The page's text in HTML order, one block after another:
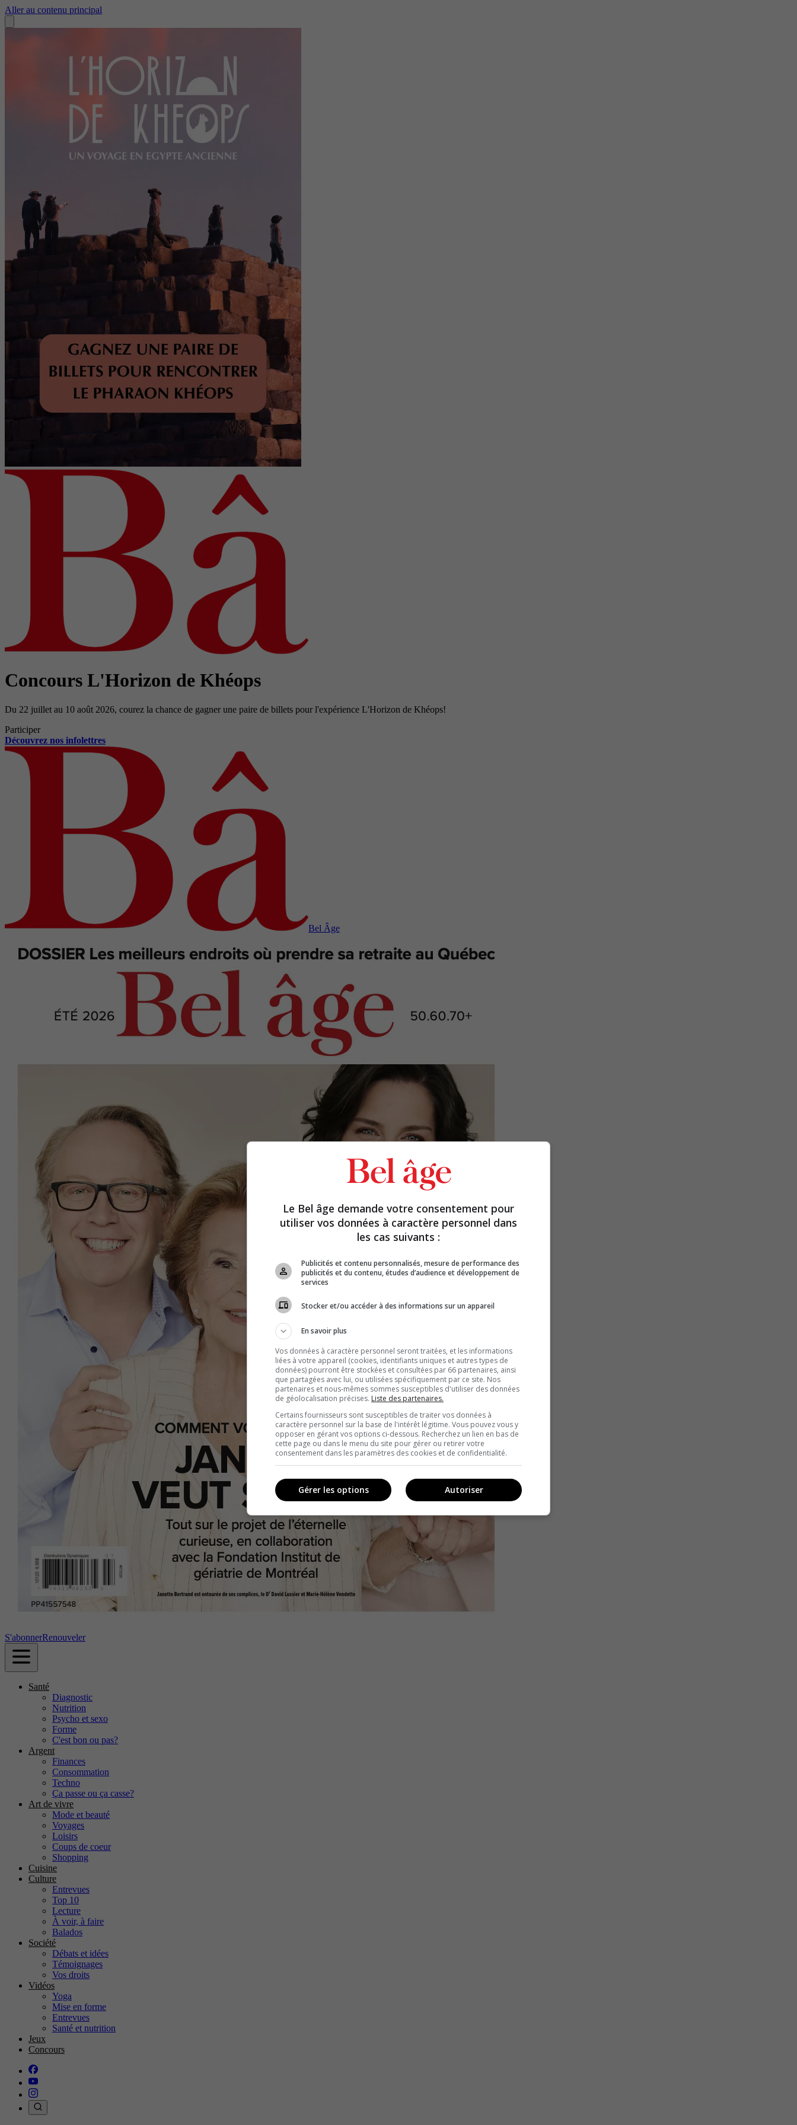
Aller au contenu principal
Concours L'Horizon de Khéops
Du 22 juillet au 10 août 2026, courez la chance de gagner une paire de billets pour l'expérience L'Horizon de Khéops!
Participer
Découvrez nos infolettres
Bel Âge
S'abonnerRenouveler
Santé
Diagnostic
Nutrition
Psycho et sexo
Forme
C'est bon ou pas?
Argent
Finances
Consommation
Techno
Ça passe ou ça casse?
Art de vivre
Mode et beauté
Voyages
Loisirs
Coups de coeur
Shopping
Cuisine
Culture
Entrevues
Top 10
Lecture
À voir, à faire
Balados
Société
Débats et idées
Témoignages
Vos droits
Vidéos
Yoga
Mise en forme
Entrevues
Santé et nutrition
Jeux
Concours
Le Bel âge demande votre consentement pour
utiliser vos données à caractère personnel dans
les cas suivants :
Publicités et contenu personnalisés, mesure de performance des
publicités et du contenu, études d’audience et développement de
services
Stocker et/ou accéder à des informations sur un appareil
En savoir plus
Vos données à caractère personnel seront traitées, et les informations
liées à votre appareil (cookies, identifiants uniques et autres types de
données) pourront être stockées et consultées par 66 partenaires, ainsi
que partagées avec lui, ou utilisées spécifiquement par ce site. Nos
partenaires et nous-mêmes sommes susceptibles d'utiliser des données
de géolocalisation précises. Liste des partenaires.
Certains fournisseurs sont susceptibles de traiter vos données à
caractère personnel sur la base de l'intérêt légitime. Vous pouvez vous y
opposer en gérant vos options ci-dessous. Recherchez un lien en bas de
cette page ou dans le menu du site pour gérer ou retirer votre
consentement dans les paramètres des cookies et de confidentialité.
Autoriser
Gérer les options